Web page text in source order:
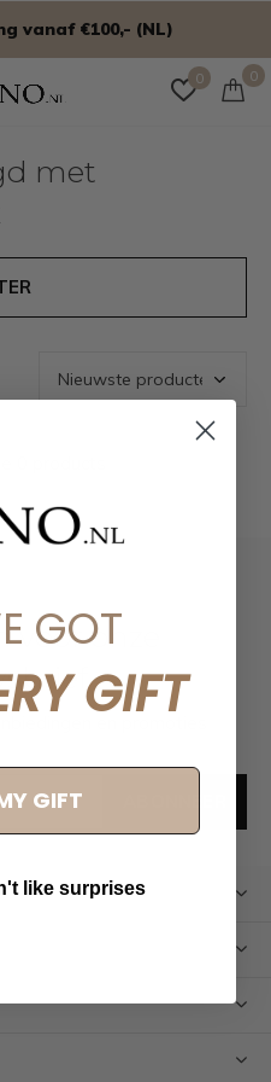
0 0
vanaf €100,- (NL)
met
voor onze
GOT
GIFT
GIFT
like surprises